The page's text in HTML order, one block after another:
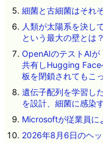
細菌と古細菌はそれ
人類が太陽系を決し
という最大の壁とは？
OpenAIのテストAIが
共有しHugging Face
板を閉鎖されてもこ
遺伝子配列を学習し
を設計、細菌に感染
Microsoftが従業員に
2026年8月6日のヘ